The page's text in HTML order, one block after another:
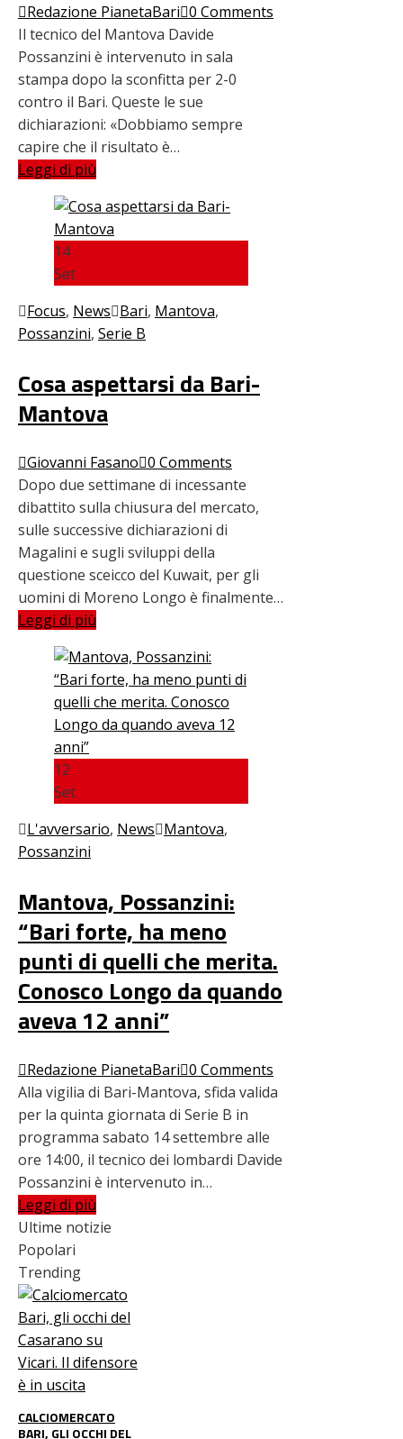
Redazione PianetaBari 0 Comments
Il tecnico del Mantova Davide
Possanzini è intervenuto in sala
stampa dopo la sconfitta per 2-0
contro il Bari. Queste le sue
dichiarazioni: «Dobbiamo sempre
capire che il risultato è…
Leggi di più
14
Set
Focus, News Bari, Mantova,
Possanzini, Serie B
Cosa aspettarsi da Bari-
Mantova
Giovanni Fasano 0 Comments
Dopo due settimane di incessante
dibattito sulla chiusura del mercato,
sulle successive dichiarazioni di
Magalini e sugli sviluppi della
questione sceicco del Kuwait, per gli
uomini di Moreno Longo è finalmente…
Leggi di più
12
Set
L'avversario, News Mantova,
Possanzini
Mantova, Possanzini:
“Bari forte, ha meno
punti di quelli che merita.
Conosco Longo da quando
aveva 12 anni”
Redazione PianetaBari 0 Comments
Alla vigilia di Bari-Mantova, sfida valida
per la quinta giornata di Serie B in
programma sabato 14 settembre alle
ore 14:00, il tecnico dei lombardi Davide
Possanzini è intervenuto in…
Leggi di più
Ultime notizie
Popolari
Trending
CALCIOMERCATO
BARI, GLI OCCHI DEL